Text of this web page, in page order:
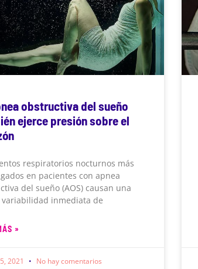
obstructiva del sueño
ejerce presión sobre el
respiratorios nocturnos más
en pacientes con apnea
del sueño (AOS) causan una
variabilidad inmediata de
»
2021 No hay comentarios